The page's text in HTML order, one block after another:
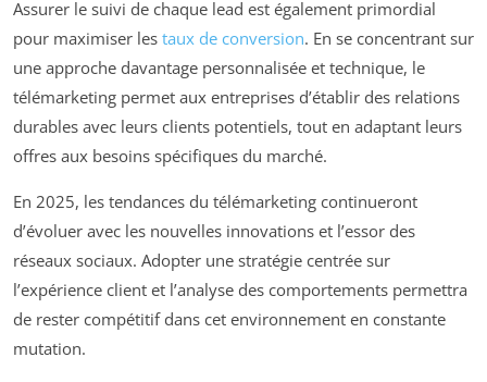
Assurer le suivi de chaque lead est également primordial
pour maximiser les taux de conversion. En se concentrant sur
une approche davantage personnalisée et technique, le
télémarketing permet aux entreprises d’établir des relations
durables avec leurs clients potentiels, tout en adaptant leurs
offres aux besoins spécifiques du marché.
En 2025, les tendances du télémarketing continueront
d’évoluer avec les nouvelles innovations et l’essor des
réseaux sociaux. Adopter une stratégie centrée sur
l’expérience client et l’analyse des comportements permettra
de rester compétitif dans cet environnement en constante
mutation.